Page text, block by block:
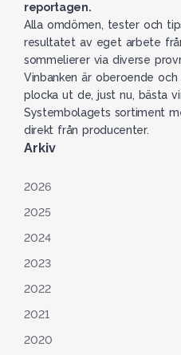
reportagen.
Alla omdömen, tester och
resultatet av eget arbete
sommelierer via diverse
Vinbanken är oberoende
plocka ut de, just nu, bästa
Systembolagets sortiment
direkt från producenter.
Arkiv
2026
2025
2024
2023
2022
2021
2020